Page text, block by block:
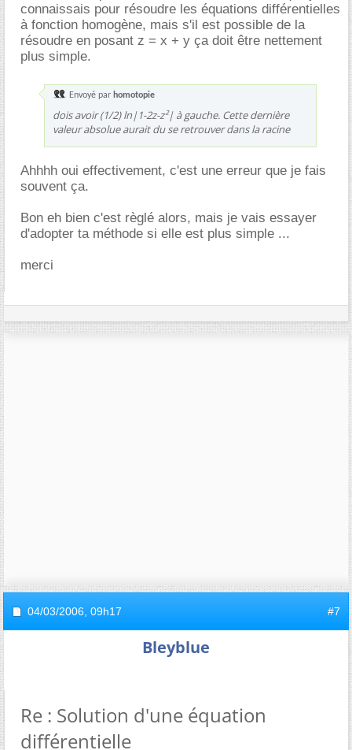
connaissais pour résoudre les équations différentielles
à fonction homogène, mais s'il est possible de la
résoudre en posant z = x + y ça doit être nettement
plus simple.
Envoyé par homotopie
dois avoir (1/2) ln|1-2z-z²| à gauche. Cette dernière
valeur absolue aurait du se retrouver dans la racine
Ahhhh oui effectivement, c'est une erreur que je fais
souvent ça.
Bon eh bien c'est règlé alors, mais je vais essayer
d'adopter ta méthode si elle est plus simple ...
merci
04/03/2006, 09h17 #7
Bleyblue
Re : Solution d'une équation
différentielle